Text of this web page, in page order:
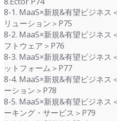
8-1. MaaS×新規&有望ビジネス
リューション＞P75
8-2. MaaS×新規&有望ビジネス
フトウェア＞P76
8-3. MaaS×新規&有望ビジネス
ットフォーム＞P77
8-4. MaaS×新規&有望ビジネス
ーション＞P78
8-5. MaaS×新規&有望ビジネス
ーキング・サービス＞P79